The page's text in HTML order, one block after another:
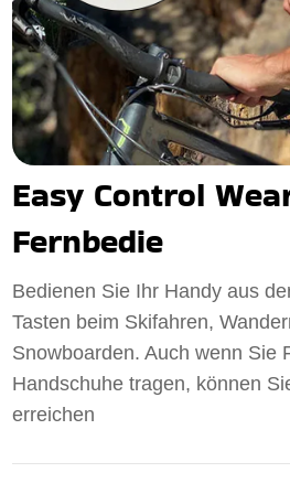
Easy Control
Fernbedie
Bedienen Sie Ihr Handy aus
Tasten beim Skifahren,
Snowboarden. Auch wenn Sie
Handschuhe tragen, können
erreichen